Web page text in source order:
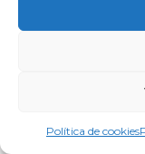
Política de cookies
© Copyright